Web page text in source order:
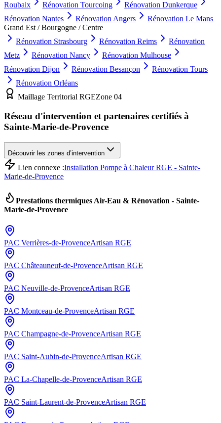
Roubaix
Rénovation Tourcoing Rénovation Dunkerque
Rénovation Nantes Rénovation Angers Rénovation Le Mans
Grand Est / Bourgogne / Centre
Rénovation Strasbourg Rénovation Reims
Rénovation
Metz
Rénovation Nancy Rénovation Mulhouse
Rénovation Dijon Rénovation Besançon Rénovation Tours
Rénovation Orléans
Maillage Territorial RGEZone 04
Réseau d'intervention et partenaires certifiés à
Sainte-Marie-de-Provence
Découvrir les zones d’intervention
Lien connexe :Installation Pompe à Chaleur RGE - Sainte-
Marie-de-Provence
Prestations thermiques Air-Eau & Rénovation - Sainte-
Marie-de-Provence
PAC Verrières-de-ProvenceArtisan RGE
PAC Châteauneuf-de-ProvenceArtisan RGE
PAC Neuville-de-ProvenceArtisan RGE
PAC Montceau-de-ProvenceArtisan RGE
PAC Champagne-de-ProvenceArtisan RGE
PAC Saint-Aubin-de-ProvenceArtisan RGE
PAC La-Chapelle-de-ProvenceArtisan RGE
PAC Saint-Laurent-de-ProvenceArtisan RGE